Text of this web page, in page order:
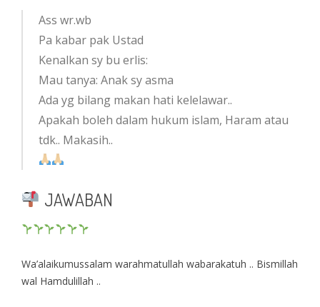
Ass wr.wb
Pa kabar pak Ustad
Kenalkan sy bu erlis:
Mau tanya: Anak sy asma
Ada yg bilang makan hati kelelawar..
Apakah boleh dalam hukum islam, Haram atau
tdk.. Makasih..
JAWABAN
Wa’alaikumussalam warahmatullah wabarakatuh .. Bismillah
wal Hamdulillah ..